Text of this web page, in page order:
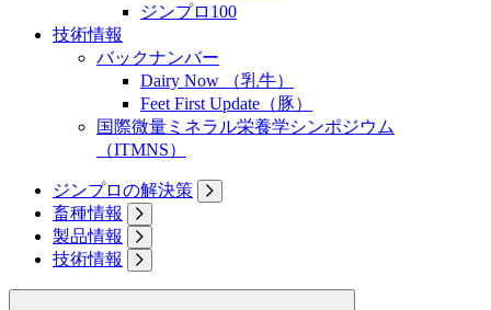
ジンプロ100
技術情報
バックナンバー
Dairy Now （乳牛）
Feet First Update（豚）
国際微量ミネラル栄養学シンポジウム
（ITMNS）
ジンプロの解決策
畜種情報
製品情報
技術情報